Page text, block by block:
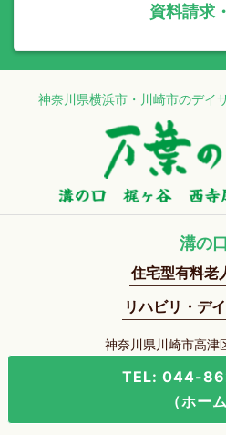
資料請求
神奈川県横浜市・川崎市のデイ
溝の口
住宅型有料老
リハビリ・デ
神奈川県川崎市高
TEL: 044-
（ホーム